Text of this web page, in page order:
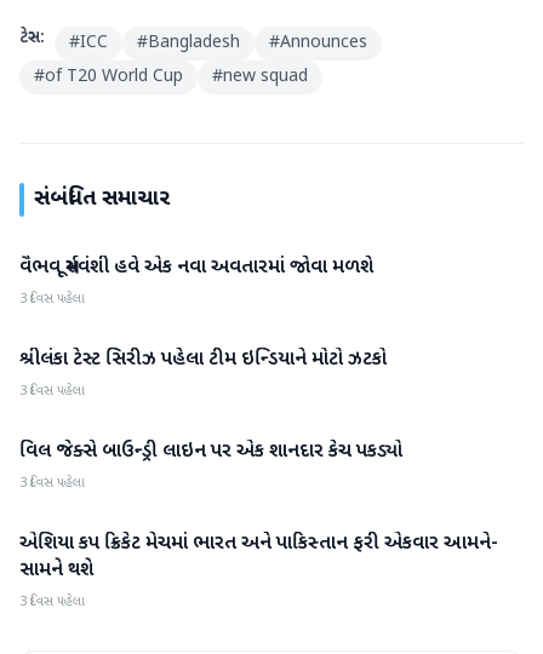
ટેગ્સ: #ICC #Bangladesh #Announces
#of T20 World Cup #new squad
સંબંધિત સમાચાર
રમતગમત
વૈભવ સૂર્યવંશી હવે એક નવા અવતારમાં જોવા મળશે
3 દિવસ પહેલા
રમતગમત
શ્રીલંકા ટેસ્ટ સિરીઝ પહેલા ટીમ ઇન્ડિયાને મોટો ઝટકો
3 દિવસ પહેલા
રમતગમત
વિલ જેક્સે બાઉન્ડ્રી લાઇન પર એક શાનદાર કેચ પકડ્યો
3 દિવસ પહેલા
રમતગમત
એશિયા કપ ક્રિકેટ મેચમાં ભારત અને પાકિસ્તાન ફરી એકવાર આમને-
સામને થશે
3 દિવસ પહેલા